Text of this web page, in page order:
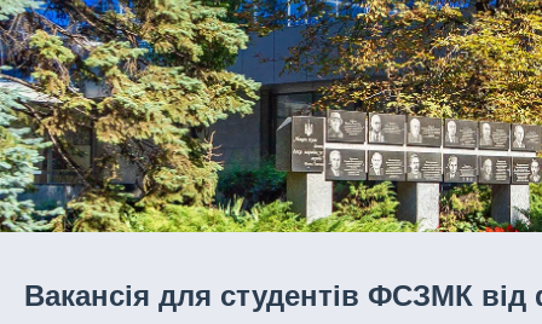
Вакансія для студентів ФСЗМК